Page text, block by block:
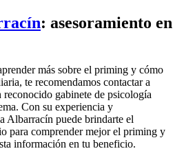
: asesoramiento en
más sobre el priming y cómo
te recomendamos contactar a
gabinete de psicología
Con su experiencia y
Albarracín puede brindarte el
para comprender mejor el priming y
información en tu beneficio.